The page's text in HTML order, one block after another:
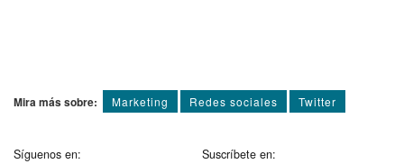
Mira más sobre: Marketing Redes sociales Twitter
Síguenos en: Suscríbete en: